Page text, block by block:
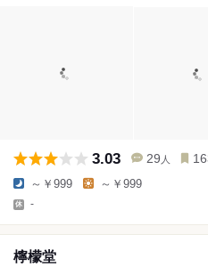
3.03 29 人
～￥999 ～￥999
-
檸檬堂